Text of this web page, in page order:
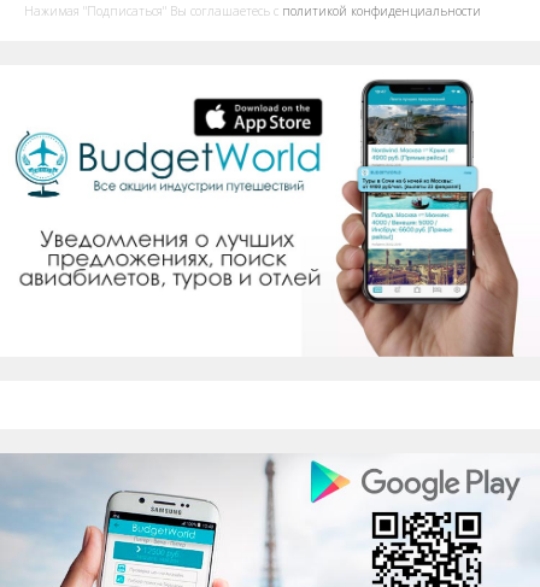
Нажимая "Подписаться" Вы соглашаетесь с политикой конфиденциальности